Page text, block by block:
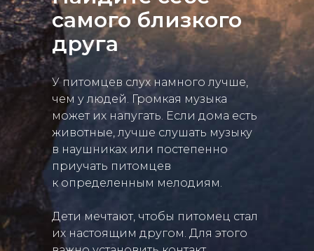
самого близкого
друга
У питомцев слух намного лучше,
чем у людей. Громкая музыка
может их напугать. Если дома есть
животные, лучше слушать музыку
в наушниках или постепенно
приучать питомцев
к определенным мелодиям.
Дети мечтают, чтобы питомец стал
их настоящим другом. Для этого